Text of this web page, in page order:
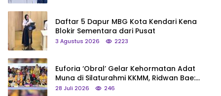
Daftar 5 Dapur MBG Kota Kendari Kena
Blokir Sementara dari Pusat
3 Agustus 2026 2223
Euforia ‘Obral’ Gelar Kehormatan Adat
Muna di Silaturahmi KKMM, Ridwan Bae:
Saya Bukan Tipe Begitu, Belum Pantas!
28 Juli 2026 246